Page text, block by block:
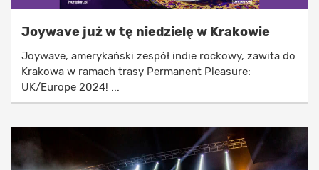
Joywave już w tę niedzielę w Krakowie
Joywave, amerykański zespół indie rockowy, zawita do
Krakowa w ramach trasy Permanent Pleasure:
UK/Europe 2024! ...